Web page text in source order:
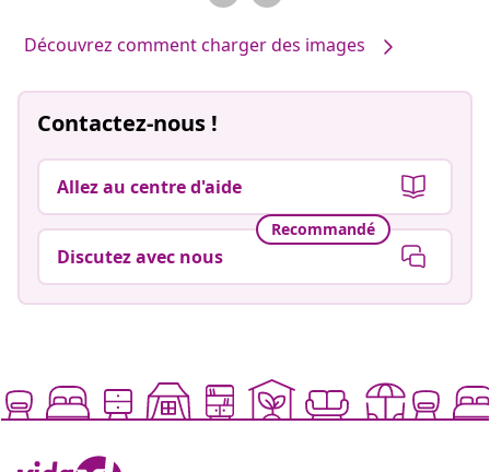
Découvrez comment charger des images
Contactez-nous !
Allez au centre d'aide
Recommandé
Discutez avec nous